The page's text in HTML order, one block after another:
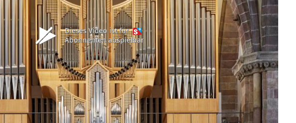
Dieses Video ist für
Abonnenten abspielbar